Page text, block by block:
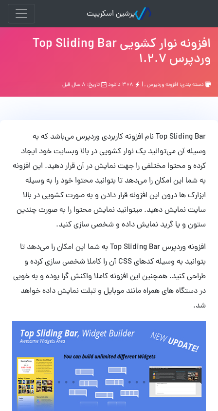
پرشین اسکریپت
افزونه نوار کشویی Top Sliding Bar
وردپرس 1.2.7
دسته بندی: افزونه وردپرس, | تاریخ: ۸ سال قبل
Top Sliding Bar نام افزونه کاربردی وردپرس می‌باشد که به
وسیله آن می‌توانید یک نوار کشویی در بالا وبسایت خود ایجاد
کرده و محتوا مختلفی را جهت نمایش در آن قرار دهید. این افزونه
به شما این امکان را می‌دهد تا بتوانید محتوا خود را به وسیله
ابزارک ها درون این افزونه قرار دادن و به صورت کشویی در بالا
سایت نمایش دهید. میتوانید نمایش محتوا را به صورت چندین
ستون و یا گرید نمایش داده و شخصی سازی کنید.
افزونه وردپرس Top Sliding Bar به شما این امکان را می‌دهد تا
بتوانید به وسیله کدهای CSS آن را کاملا شخصی سازی کرده و
طراحی کنید. همچنین این افزونه کاملا واکنش گرا بوده و به خوبی
در دستگاه های همراه مانند موبایل و تبلت نمایش داده خواهد
شد.